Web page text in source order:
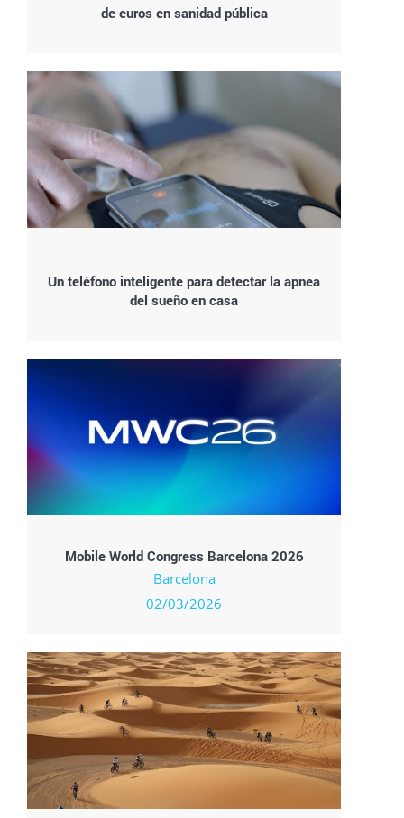
de euros en sanidad pública
Un teléfono inteligente para detectar la apnea
del sueño en casa
Mobile World Congress Barcelona 2026
Barcelona
02/03/2026